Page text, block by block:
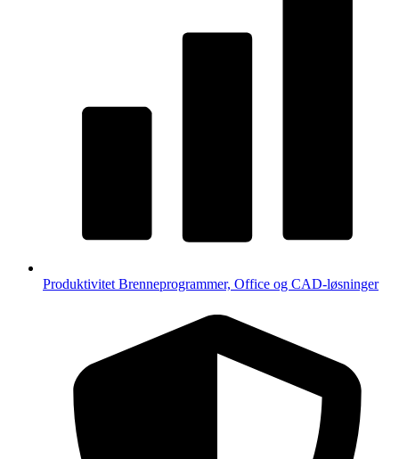
Produktivitet Brenneprogrammer, Office og CAD-løsninger